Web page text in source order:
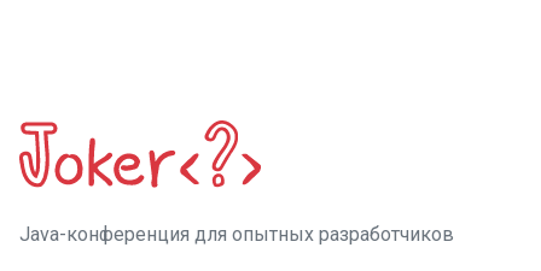
Java-конференция для опытных разработчиков